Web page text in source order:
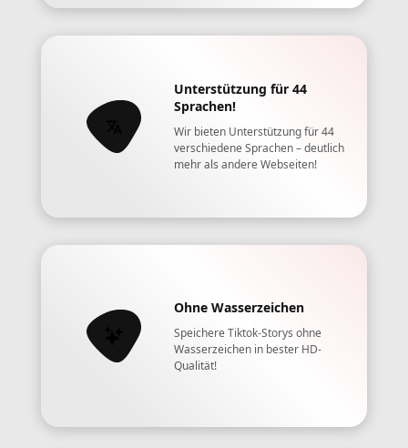
Unterstützung für 44
Sprachen!
Wir bieten Unterstützung für 44
verschiedene Sprachen – deutlich
mehr als andere Webseiten!
Ohne Wasserzeichen
Speichere Tiktok-Storys ohne
Wasserzeichen in bester HD-
Qualität!